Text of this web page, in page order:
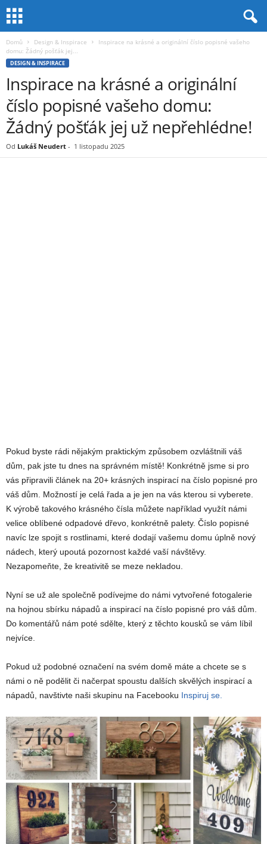
Domů Design & Inspirace
Inspirace na krásné a originální číslo popisné vašeho
domu: Žádný pošťák jej...
DESIGN & INSPIRACE
Inspirace na krásné a originální
číslo popisné vašeho domu:
Žádný pošťák jej už nepřehlédne!
Od Lukáš Neudert - 1 listopadu 2025
Pokud byste rádi nějakým praktickým způsobem ozvláštnili váš
dům, pak jste tu dnes na správném místě! Konkrétně jsme si pro
vás připravili článek na 20+ krásných inspirací na číslo popisné pro
váš dům. Možností je celá řada a je jen na vás kterou si vyberete.
K výrobě takového krásného čísla můžete například využít námi
velice oblíbené odpadové dřevo, konkrétně palety. Číslo popisné
navíc lze spojit s rostlinami, které dodají vašemu domu úplně nový
nádech, který upoutá pozornost každé vaší návštěvy.
Nezapomeňte, že kreativitě se meze nekladou.
Nyní se už ale společně podívejme do námi vytvořené fotogalerie
na hojnou sbírku nápadů a inspirací na číslo popisné pro váš dům.
Do komentářů nám poté sdělte, který z těchto kousků se vám líbil
nejvíce.
Pokud už podobné označení na svém domě máte a chcete se s
námi o ně podělit či načerpat spoustu dalších skvělých inspirací a
nápadů, navštivte naši skupinu na Facebooku Inspiruj se.